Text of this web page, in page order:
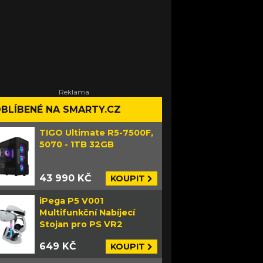
NA SMARTY.CZ
TIGO Ultimate R5-7500F,
5070 - 1TB 32GB
43 990 KČ KOUPIT
iPega P5 V001
Multifunkční Nabíjecí
Stojan pro PS VR2
649 KČ KOUPIT